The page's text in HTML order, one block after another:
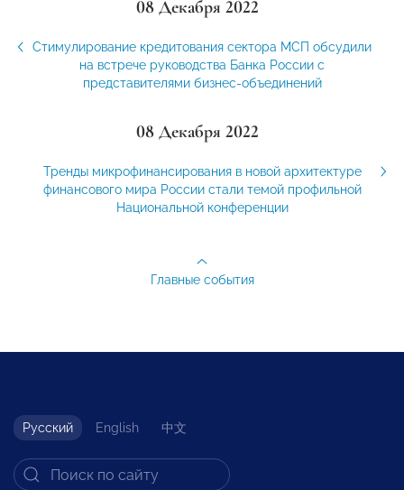
08 Декабря 2022
Стимулирование кредитования сектора МСП обсудили
на встрече руководства Банка России с
представителями бизнес-объединений
08 Декабря 2022
Тренды микрофинансирования в новой архитектуре
финансового мира России стали темой профильной
Национальной конференции
Главные события
Русский English 中文